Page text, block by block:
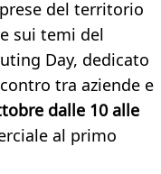
del territorio
sui temi del
Day, dedicato
tra aziende e
dalle 10 alle
al primo